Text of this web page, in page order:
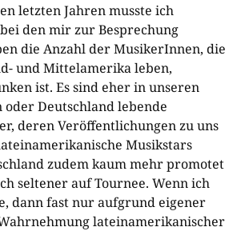
letzten Jahren musste ich
den mir zur Besprechung
die Anzahl der MusikerInnen, die
und Mittelamerika leben,
ist. Es sind eher in unseren
Deutschland lebende
deren Veröffentlichungen zu uns
Musikstars
zudem kaum mehr promotet
seltener auf Tournee. Wenn ich
dann fast nur aufgrund eigener
lateinamerikanischer